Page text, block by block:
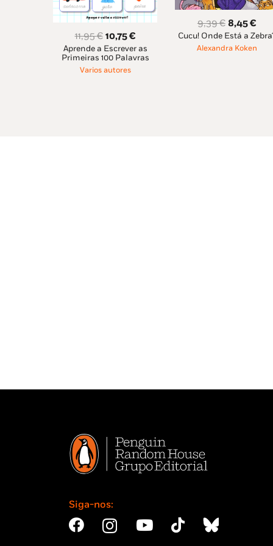
11,95€ O
preço
original
10,75€O
preço
atual
Aprende a Escrever as
Primeiras 100 Palavras
Varios autores
9,39€ O
preço
original
8,45€O
Cucu! Onde Está a
Alexandra Koken
Siga-nos: